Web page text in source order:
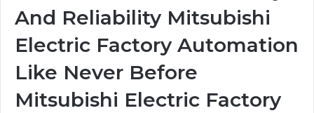
And Reliability Mitsubishi
Electric Factory Automation
Like Never Before
Mitsubishi Electric Factory